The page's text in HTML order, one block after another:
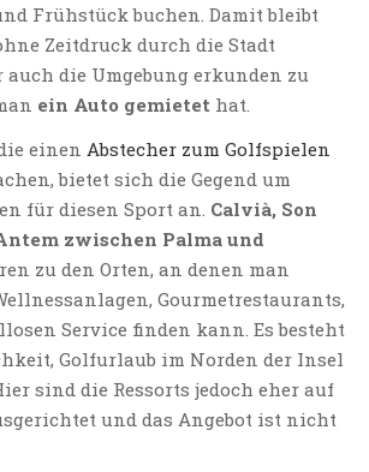
Frühstück buchen. Damit bleibt
Zeitdruck durch die Stadt
die Umgebung erkunden zu
ein Auto gemietet hat.
einen Abstecher zum Golfspielen
bietet sich die Gegend um
für diesen Sport an. Calvià, Son
zwischen Palma und
zu den Orten, an denen man
Gourmetrestaurants,
Service finden kann. Es besteht
Golfurlaub im Norden der Insel
sind die Ressorts jedoch eher auf
und das Angebot ist nicht